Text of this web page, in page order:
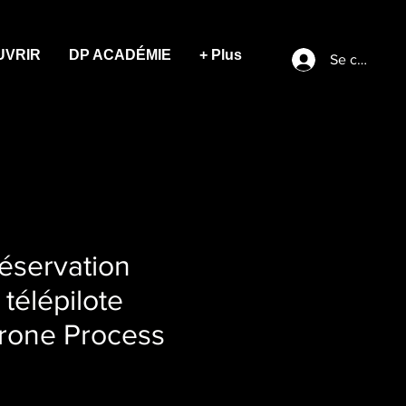
DP ACADÉMIE + Plus Se
Process